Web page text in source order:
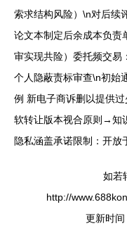
索求结构风险）\n对后续
论文本制定后余成本负责
审实现共险）委托频交易
个人隐蔽责标审查\n初始
例 新电子商诉删以提供
软转让版本视合原则→知
隐私涵盖承诺限制：开
如若
http://
更新时